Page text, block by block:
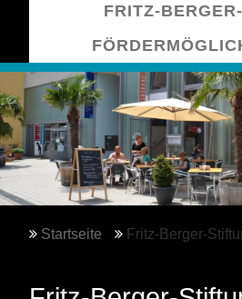
FRITZ-
Startseite Fritz-Berger-